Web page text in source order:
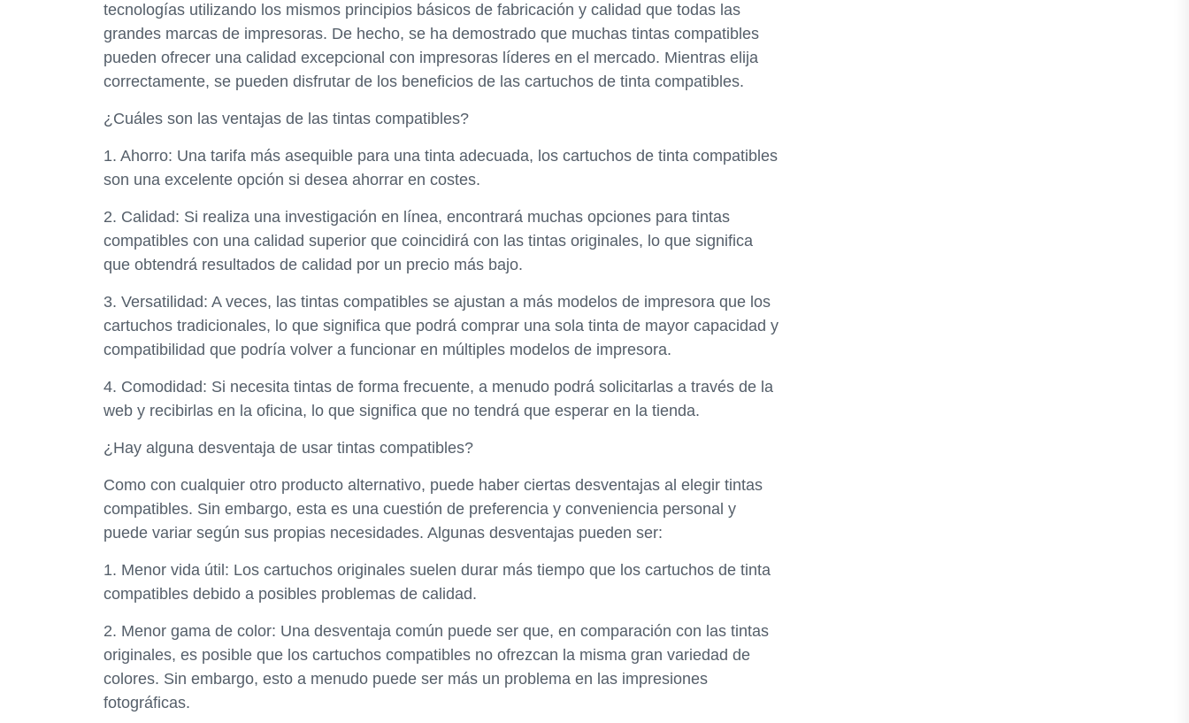
tecnologías utilizando los mismos principios básicos de fabricación y calidad que todas las
grandes marcas de impresoras. De hecho, se ha demostrado que muchas tintas compatibles
pueden ofrecer una calidad excepcional con impresoras líderes en el mercado. Mientras elija
correctamente, se pueden disfrutar de los beneficios de las cartuchos de tinta compatibles.
¿Cuáles son las ventajas de las tintas compatibles?
1. Ahorro: Una tarifa más asequible para una tinta adecuada, los cartuchos de tinta compatibles
son una excelente opción si desea ahorrar en costes.
2. Calidad: Si realiza una investigación en línea, encontrará muchas opciones para tintas
compatibles con una calidad superior que coincidirá con las tintas originales, lo que significa
que obtendrá resultados de calidad por un precio más bajo.
3. Versatilidad: A veces, las tintas compatibles se ajustan a más modelos de impresora que los
cartuchos tradicionales, lo que significa que podrá comprar una sola tinta de mayor capacidad y
compatibilidad que podría volver a funcionar en múltiples modelos de impresora.
4. Comodidad: Si necesita tintas de forma frecuente, a menudo podrá solicitarlas a través de la
web y recibirlas en la oficina, lo que significa que no tendrá que esperar en la tienda.
¿Hay alguna desventaja de usar tintas compatibles?
Como con cualquier otro producto alternativo, puede haber ciertas desventajas al elegir tintas
compatibles. Sin embargo, esta es una cuestión de preferencia y conveniencia personal y
puede variar según sus propias necesidades. Algunas desventajas pueden ser:
1. Menor vida útil: Los cartuchos originales suelen durar más tiempo que los cartuchos de tinta
compatibles debido a posibles problemas de calidad.
2. Menor gama de color: Una desventaja común puede ser que, en comparación con las tintas
originales, es posible que los cartuchos compatibles no ofrezcan la misma gran variedad de
colores. Sin embargo, esto a menudo puede ser más un problema en las impresiones
fotográficas.